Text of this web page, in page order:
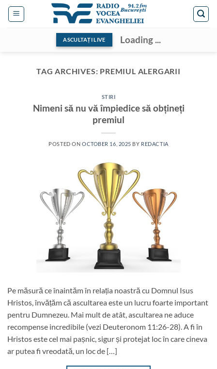
Skip
ASCULTAȚI LIVE Loading ...
TAG ARCHIVES: PREMIUL ALERGARII
STIRI
Nimeni să nu vă împiedice să obțineți
premiul
POSTED ON OCTOBER 16, 2025 BY REDACTIA
Pe măsură ce înaintăm în relația noastră cu Domnul Isus
Hristos, învățăm că ascultarea este un lucru foarte important
pentru Dumnezeu. Mai mult de atât, ascultarea ne aduce
recompense incredibile (vezi Deuteronom 11:26-28). A fi în
Hristos este cel mai pașnic, sigur și protejat loc în care cineva
ar putea fi vreodată, un loc de […]